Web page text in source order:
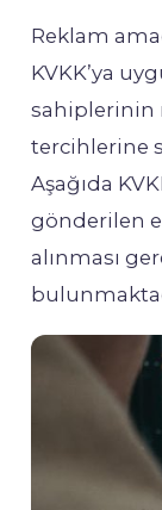
Reklam
KVKK’ya
sahiplerinin
tercihlerine
Aşağıda
gönderilen
alınması